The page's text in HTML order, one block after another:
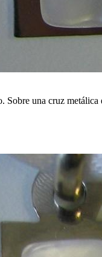
una cruz